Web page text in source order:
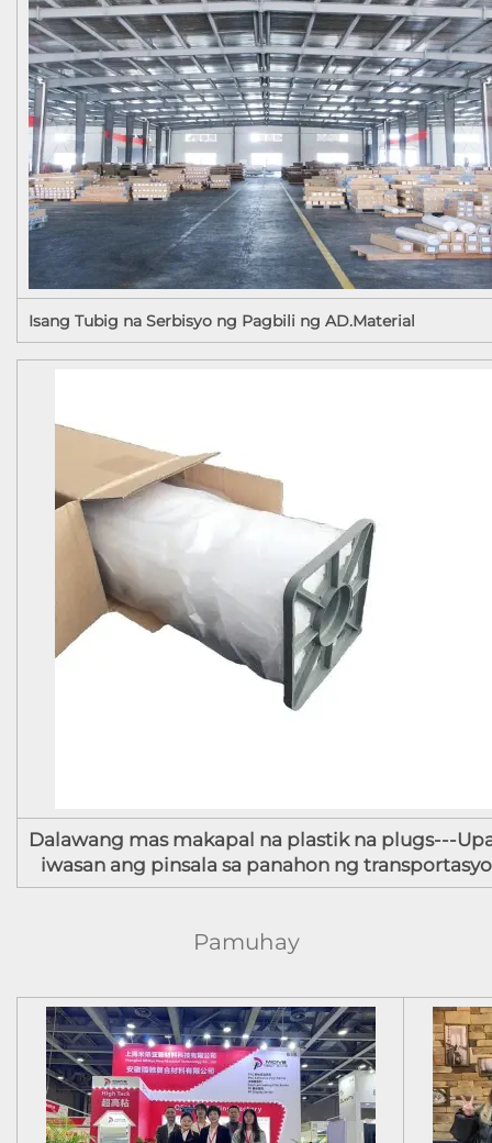
Isang Tubig na Serbisyo ng Pagbili ng AD.Material
Dalawang mas makapal na plastik na plugs---
iwasan ang pinsala sa panahon ng
Pamuhay